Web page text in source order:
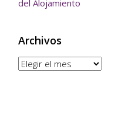
del Alojamiento
Archivos
Archivos